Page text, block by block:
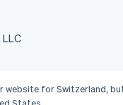
website for Switzerland,
States.